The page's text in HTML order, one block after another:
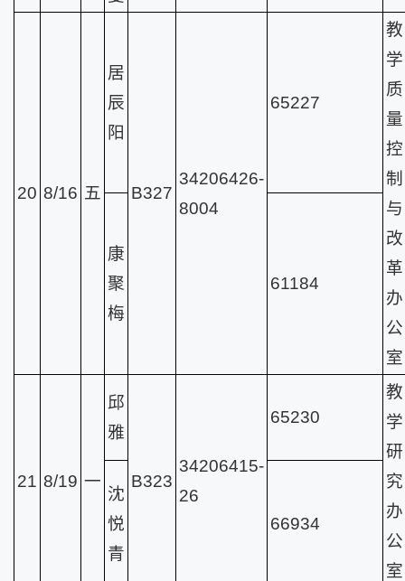
20 8/16 五
居
辰
阳
B327
34206426-
8004
65227
教
学
质
量
控
制
与
改
革
办
公
室
康
聚
梅
61184
21 8/19 一
邱
雅
B323
34206415-
26
65230
教
学
研
究
办
公
室
沈
悦
青
66934